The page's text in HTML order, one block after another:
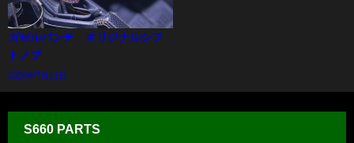
ガゼルパンチ オリジナルシフ
トノブ
2026年7月11日
S660 PARTS